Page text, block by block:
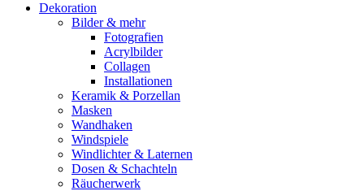
Dekoration
Bilder & mehr
Fotografien
Acrylbilder
Collagen
Installationen
Keramik & Porzellan
Masken
Wandhaken
Windspiele
Windlichter & Laternen
Dosen & Schachteln
Räucherwerk